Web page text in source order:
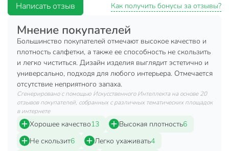
Универсальный дизайн: подходит для любого
интерьера.
Вы можете приобрести «Салфетка декоративная ПВХ,
45х30 см, прямоугольная, Y4-8908» и другие товары в
нашем интернет-магазине в Ставрополе по низким ценам
и с бесплатным самовывозом.
Техническая информация
Ширина, см
Длина, см
45 см
Количество в наборе, шт
1 шт
Написать отзыв Как получить бонусы за отзывы?
Мнение покупателей
Большинство покупателей отмечают высокое качество и
плотность салфетки, а также ее способность не скользить
и легко чиститься. Дизайн изделия выглядит эстетично и
универсально, подходя для любого интерьера. Отмечается
отсутствие неприятного запаха.
Сгенерировано с помощью Искусственного Интеллекта на основе 20
отзывов покупателей, собранных с различных тематических площадок
в интернете
Хорошее качество13 Высокая плотность6
Не скользит6 Легко ухаживать4